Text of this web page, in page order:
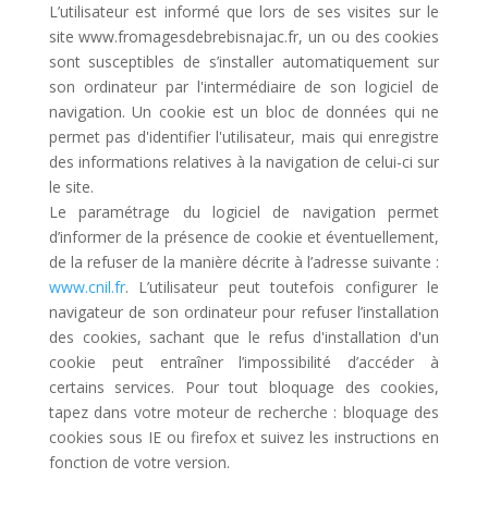
L’utilisateur est informé que lors de ses visites sur le
site www.fromagesdebrebisnajac.fr, un ou des cookies
sont susceptibles de s’installer automatiquement sur
son ordinateur par l'intermédiaire de son logiciel de
navigation. Un cookie est un bloc de données qui ne
permet pas d'identifier l'utilisateur, mais qui enregistre
des informations relatives à la navigation de celui-ci sur
le site.
Le paramétrage du logiciel de navigation permet
d’informer de la présence de cookie et éventuellement,
de la refuser de la manière décrite à l’adresse suivante :
www.cnil.fr. L’utilisateur peut toutefois configurer le
navigateur de son ordinateur pour refuser l’installation
des cookies, sachant que le refus d'installation d'un
cookie peut entraîner l’impossibilité d’accéder à
certains services. Pour tout bloquage des cookies,
tapez dans votre moteur de recherche : bloquage des
cookies sous IE ou firefox et suivez les instructions en
fonction de votre version.